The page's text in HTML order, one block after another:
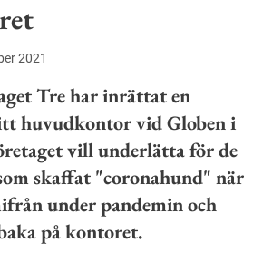
2021
Tre har inrättat en
huvudkontor vid Globen i
vill underlätta för de
skaffat "coronahund" när
under pandemin och
på kontoret.